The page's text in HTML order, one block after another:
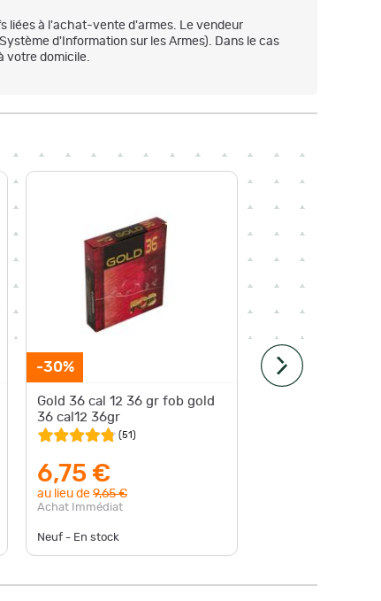
liées à l'achat-vente d'armes. Le vendeur
d'Information sur les Armes). Dans le cas
votre domicile.
-30%
Gold 36 cal 12 36 gr fob gold
36 cal12 36gr
(51 )
6,75 €
au lieu de 9,65 €
Achat Immédiat
Neuf - En stock